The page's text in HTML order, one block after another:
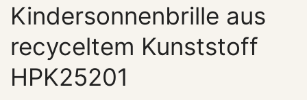
Kindersonnenbrille aus
recyceltem Kunststoff
HPK25201